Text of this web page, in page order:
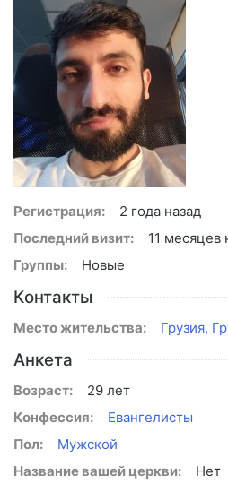
Регистрация:
2 года назад
Последний визит:
11 месяцев
Группы:
Новые
Контакты
Место жительства: Грузия,
Анкета
Возраст:
29 лет
Конфессия:
Евангелисты
Пол:
Мужской
Название вашей церкви:
Нет